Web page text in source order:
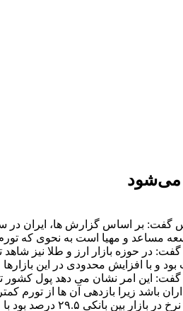
می‌شود
بر اساس گزارش ها، ایران در
مساعد و مهیا است به نحوی که
در حوزه بازار ارز و طلا نیز شاهد
و با افزایش محدودی در این بازارها
گفت: این امر نشان می دهد پول کشور
باشد زیرا بازدهی آن ها از تورم